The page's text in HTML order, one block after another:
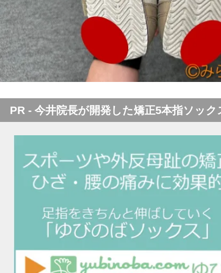
PR - 今井院長が開発した矯正5本指ソック